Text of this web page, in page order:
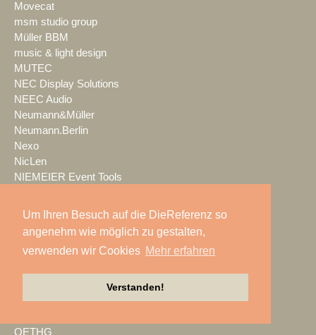
Um Ihren Besuch auf die DieReferenz so
angenehm wie möglich zu gestalten,
verwenden wir Cookies Mehr erfahren
Verstanden!
Movecat
msm studio group
Müller BBM
music & light design
MUTEC
NEC Display Solutions
NEEC Audio
Neumann&Müller
Neumann.Berlin
Nexo
NicLen
NIEMEIER Event Tools
nobeo
NPB Veranstaltungstechnik
NTi Audio
Octopus
OETHG